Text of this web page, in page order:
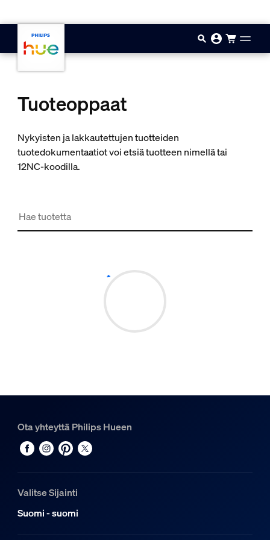
Tuoteoppaat
Nykyisten ja lakkautettujen tuotteiden
tuotedokumentaatiot voi etsiä tuotteen nimellä tai
12NC-koodilla.
Ota yhteyttä Philips Hueen
Valitse Sijainti
Suomi - suomi